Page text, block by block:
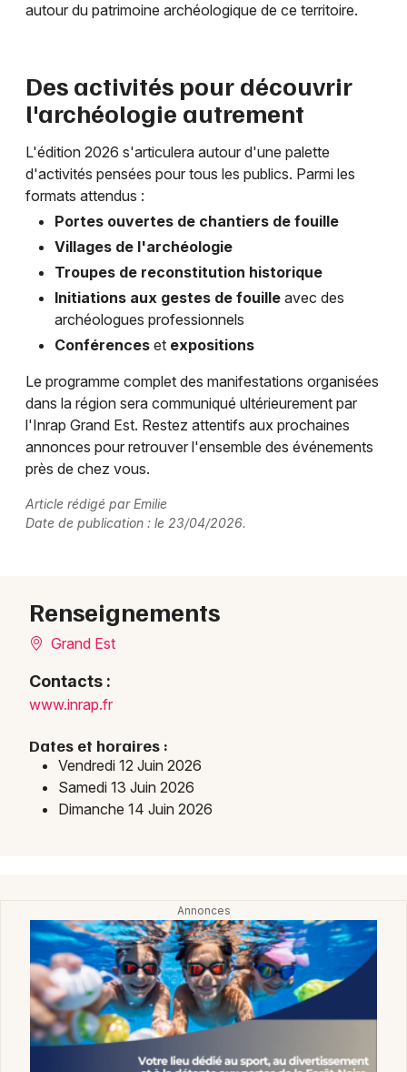
autour du patrimoine archéologique de ce territoire.
Des activités pour découvrir
l'archéologie autrement
L'édition 2026 s'articulera autour d'une palette
d'activités pensées pour tous les publics. Parmi les
formats attendus :
Portes ouvertes de chantiers de fouille
Villages de l'archéologie
Troupes de reconstitution historique
Initiations aux gestes de fouille avec des
archéologues professionnels
Conférences et expositions
Le programme complet des manifestations organisées
dans la région sera communiqué ultérieurement par
l'Inrap Grand Est. Restez attentifs aux prochaines
annonces pour retrouver l'ensemble des événements
près de chez vous.
Article rédigé par Emilie
Date de publication : le 23/04/2026.
Renseignements
Grand Est
Contacts :
www.inrap.fr
Dates et horaires :
Vendredi 12 Juin 2026
Samedi 13 Juin 2026
Dimanche 14 Juin 2026